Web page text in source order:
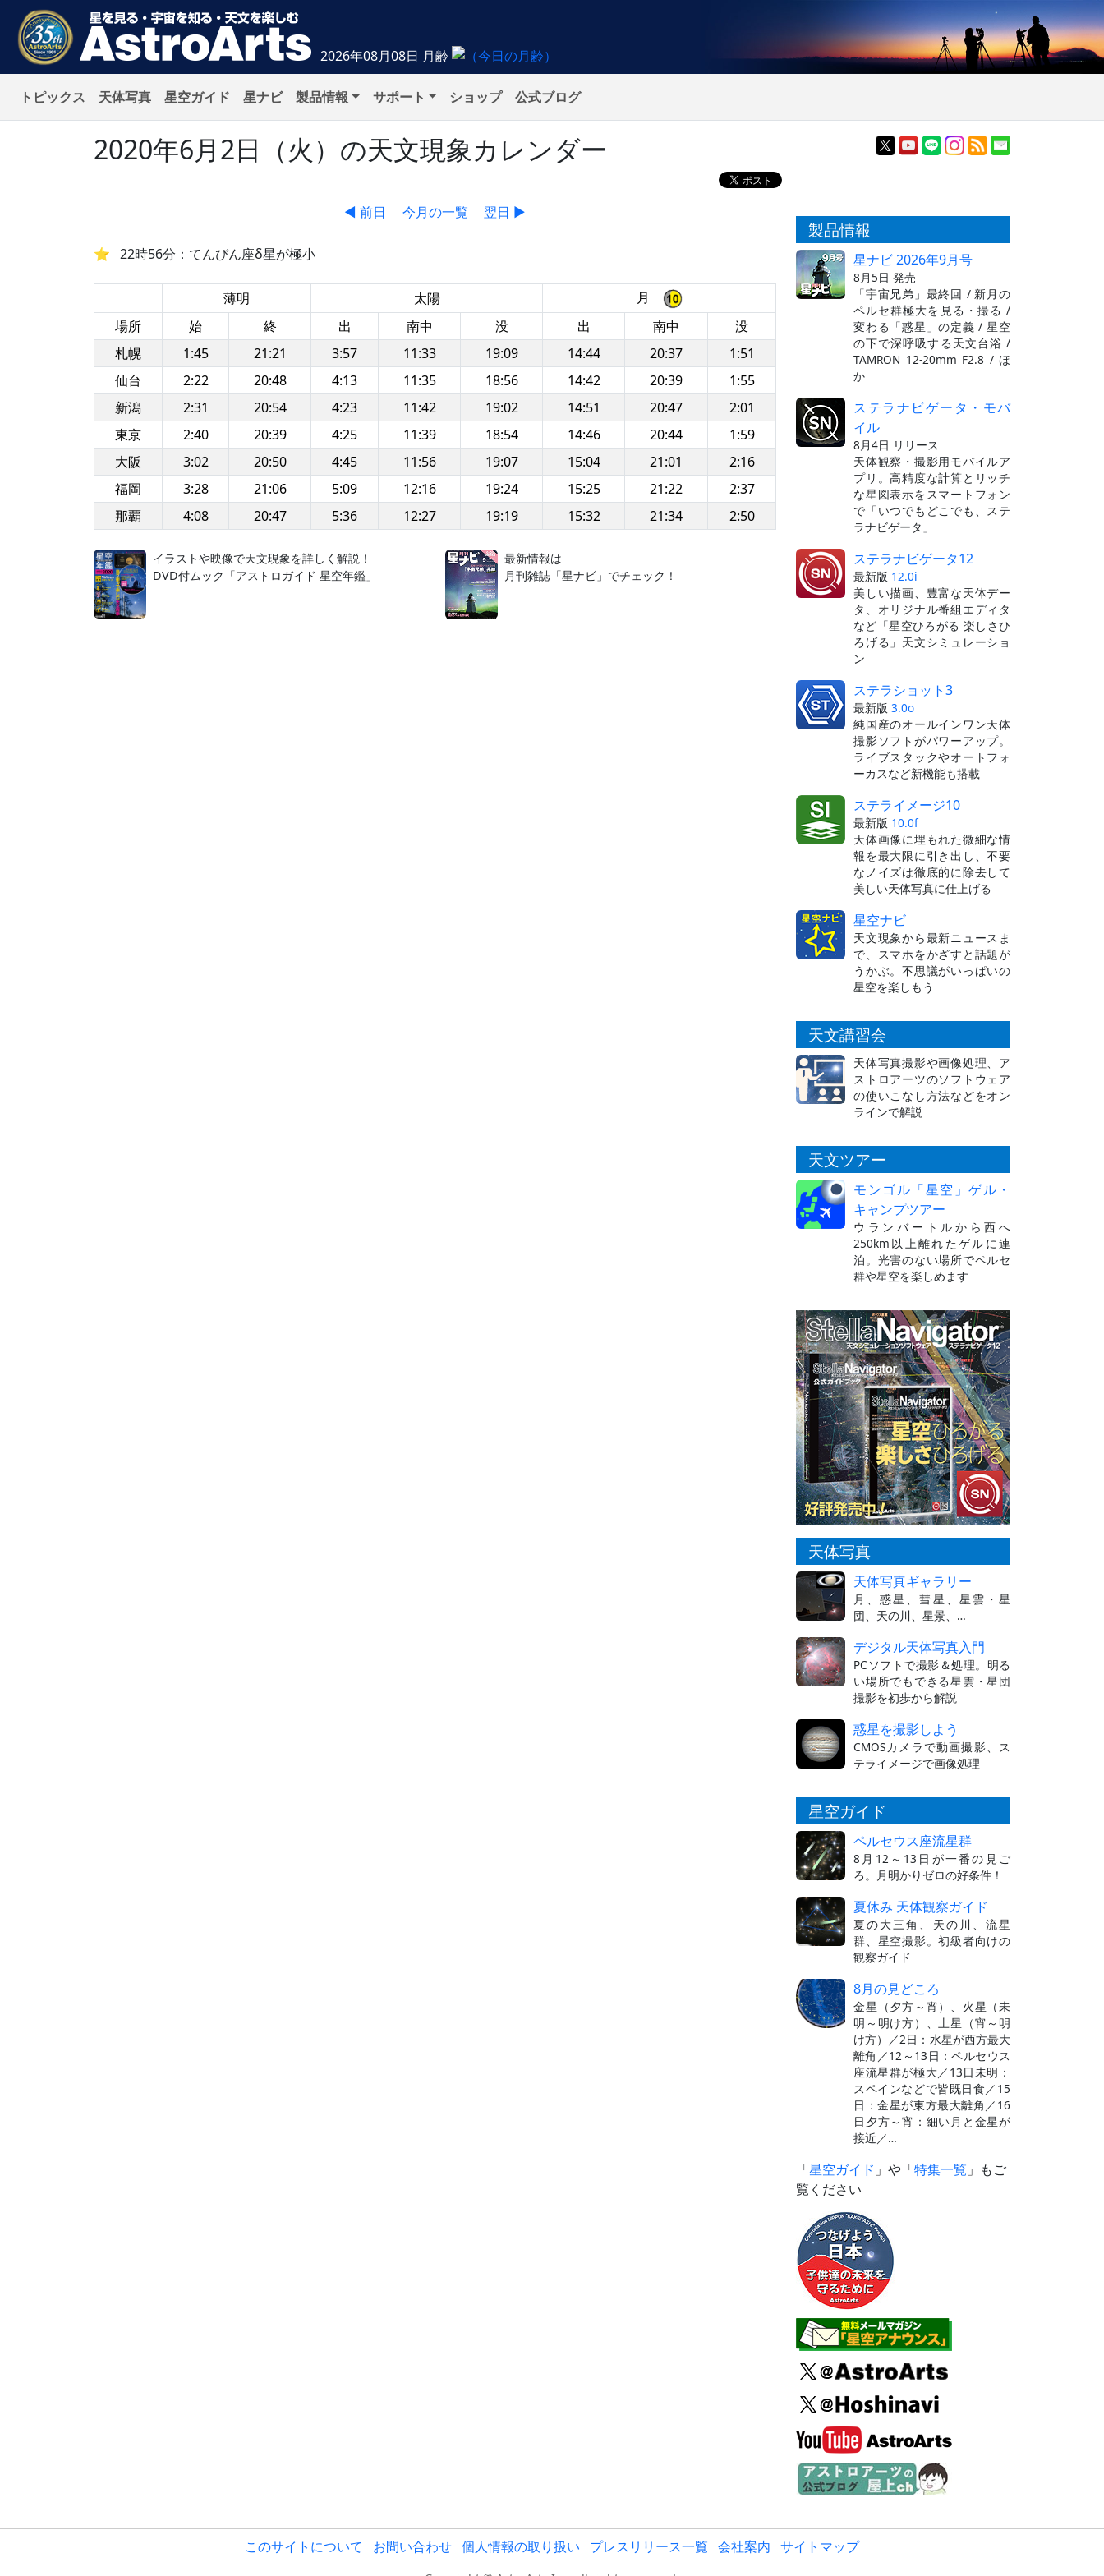
2026年08月08日 月齢
トピックス 天体写真 星空ガイド 星ナビ 製品情報 サポート ショップ 公式ブログ
2020年6月2日（火）の天文現象カレンダー
◀ 前日 今月の一覧 翌日 ▶
22時56分：てんびん座δ星が極小
薄明 太陽
月
場所
始 終 出 南中 没 出 南中
没
札幌
1:45 21:21 3:57 11:33 19:09 14:44 20:37
1:51
仙台
2:22 20:48 4:13 11:35 18:56 14:42 20:39
1:55
新潟
2:31 20:54 4:23 11:42 19:02 14:51 20:47
2:01
東京
2:40 20:39 4:25 11:39 18:54 14:46 20:44
1:59
大阪
3:02 20:50 4:45 11:56 19:07 15:04 21:01
2:16
福岡
3:28 21:06 5:09 12:16 19:24 15:25 21:22
2:37
那覇
4:08 20:47 5:36 12:27 19:19 15:32 21:34 2:50
イラストや映像で天文現象を詳しく解説！
DVD付ムック「アストロガイド 星空年鑑」
最新情報は
月刊雑誌「星ナビ」でチェック！
製品情報
星ナビ 2026年9月号
8月5日 発売
「宇宙兄弟」最終回 / 新月の
ペルセ群極大を見る・撮る /
変わる「惑星」の定義 / 星空
の下で深呼吸する天文台浴 /
TAMRON 12-20mm F2.8 / ほ
か
ステラナビゲータ・モバ
イル
8月4日 リリース
天体観察・撮影用モバイルア
プリ。高精度な計算とリッチ
な星図表示をスマートフォン
で「いつでもどこでも、ステ
ラナビゲータ」
ステラナビゲータ12
最新版 12.0i
美しい描画、豊富な天体デー
タ、オリジナル番組エディタ
など「星空ひろがる 楽しさひ
ろげる」天文シミュレーショ
ン
ステラショット3
最新版 3.0o
純国産のオールインワン天体
撮影ソフトがパワーアップ。
ライブスタックやオートフォ
ーカスなど新機能も搭載
ステライメージ10
最新版 10.0f
天体画像に埋もれた微細な情
報を最大限に引き出し、不要
なノイズは徹底的に除去して
美しい天体写真に仕上げる
星空ナビ
天文現象から最新ニュースま
で、スマホをかざすと話題が
うかぶ。不思議がいっぱいの
星空を楽しもう
天文講習会
天体写真撮影や画像処理、ア
ストロアーツのソフトウェア
の使いこなし方法などをオン
ラインで解説
天文ツアー
モンゴル「星空」ゲル・
キャンプツアー
ウランバートルから西へ
250km以上離れたゲルに連
泊。光害のない場所でペルセ
群や星空を楽しめます
天体写真
天体写真ギャラリー
月、惑星、彗星、星雲・星
団、天の川、星景、…
デジタル天体写真入門
PCソフトで撮影＆処理。明る
い場所でもできる星雲・星団
撮影を初歩から解説
惑星を撮影しよう
CMOSカメラで動画撮影、ス
テライメージで画像処理
星空ガイド
ペルセウス座流星群
8月12～13日が一番の見ご
ろ。月明かりゼロの好条件！
夏休み 天体観察ガイド
夏の大三角、天の川、流星
群、星空撮影。初級者向けの
観察ガイド
8月の見どころ
金星（夕方～宵）、火星（未
明～明け方）、土星（宵～明
け方）／2日：水星が西方最大
離角／12～13日：ペルセウス
座流星群が極大／13日未明：
スペインなどで皆既日食／15
日：金星が東方最大離角／16
日夕方～宵：細い月と金星が
接近／…
「星空ガイド 」や「特集一覧 」もご
覧ください
このサイトについて お問い合わせ 個人情報の取り扱い プレスリリース一覧 会社案内 サイトマップ